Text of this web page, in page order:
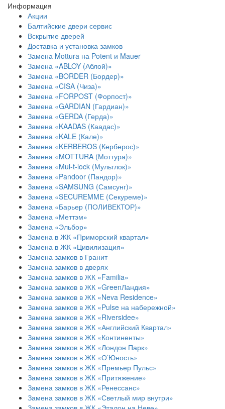
Информация
Акции
Балтийские двери сервис
Вскрытие дверей
Доставка и установка замков
Замена Mottura на Potent и Mauer
Замена «ABLOY (Аблой)»
Замена «BORDER (Бордер)»
Замена «CISA (Чиза)»
Замена «FORPOST (Форпост)»
Замена «GARDIAN (Гардиан)»
Замена «GERDA (Герда)»
Замена «KAADAS (Каадас)»
Замена «KALE (Кале)»
Замена «KERBEROS (Керберос)»
Замена «MOTTURA (Моттура)»
Замена «Mul-t-lock (Мультлок)»
Замена «Pandoor (Пандор)»
Замена «SAMSUNG (Самсунг)»
Замена «SECUREMME (Секуреме)»
Замена «Барьер (ПОЛИВЕКТОР)»
Замена «Меттэм»
Замена «Эльбор»
Замена в ЖК «Приморский квартал»
Замена в ЖК «Цивилизация»
Замена замков в Гранит
Замена замков в дверях
Замена замков в ЖК «Familia»
Замена замков в ЖК «GreenЛандия»
Замена замков в ЖК «Neva Residence»
Замена замков в ЖК «Pulse на набережной»
Замена замков в ЖК «Riversidee»
Замена замков в ЖК «Английский Квартал»
Замена замков в ЖК «Континенты»
Замена замков в ЖК «Лондон Парк»
Замена замков в ЖК «О’Юность»
Замена замков в ЖК «Премьер Пульс»
Замена замков в ЖК «Притяжение»
Замена замков в ЖК «Ренессанс»
Замена замков в ЖК «Светлый мир внутри»